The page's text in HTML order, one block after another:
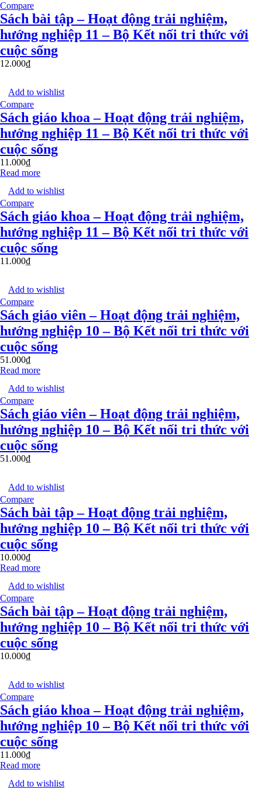
Compare
Sách bài tập – Hoạt động trải nghiệm,
hướng nghiệp 11 – Bộ Kết nối tri thức với
cuộc sống
12.000₫
Add to wishlist
Compare
Sách giáo khoa – Hoạt động trải nghiệm,
hướng nghiệp 11 – Bộ Kết nối tri thức với
cuộc sống
11.000₫
Read more
Add to wishlist
Compare
Sách giáo khoa – Hoạt động trải nghiệm,
hướng nghiệp 11 – Bộ Kết nối tri thức với
cuộc sống
11.000₫
Add to wishlist
Compare
Sách giáo viên – Hoạt động trải nghiệm,
hướng nghiệp 10 – Bộ Kết nối tri thức với
cuộc sống
51.000₫
Read more
Add to wishlist
Compare
Sách giáo viên – Hoạt động trải nghiệm,
hướng nghiệp 10 – Bộ Kết nối tri thức với
cuộc sống
51.000₫
Add to wishlist
Compare
Sách bài tập – Hoạt động trải nghiệm,
hướng nghiệp 10 – Bộ Kết nối tri thức với
cuộc sống
10.000₫
Read more
Add to wishlist
Compare
Sách bài tập – Hoạt động trải nghiệm,
hướng nghiệp 10 – Bộ Kết nối tri thức với
cuộc sống
10.000₫
Add to wishlist
Compare
Sách giáo khoa – Hoạt động trải nghiệm,
hướng nghiệp 10 – Bộ Kết nối tri thức với
cuộc sống
11.000₫
Read more
Add to wishlist